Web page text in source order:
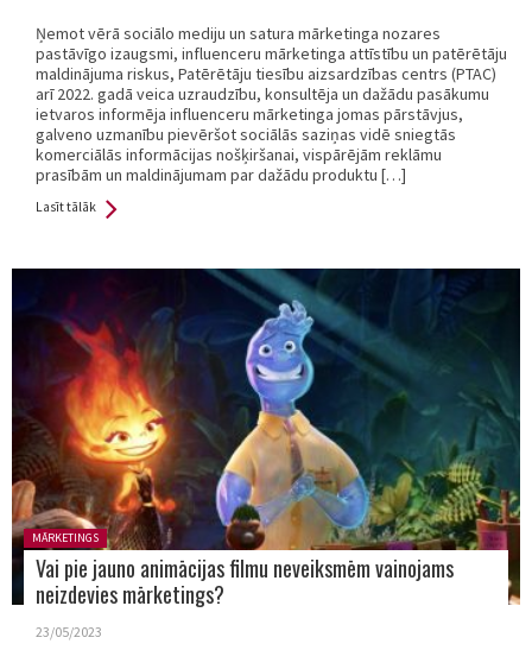
Ņemot vērā sociālo mediju un satura mārketinga nozares
pastāvīgo izaugsmi, influenceru mārketinga attīstību un patērētāju
maldinājuma riskus, Patērētāju tiesību aizsardzības centrs (PTAC)
arī 2022. gadā veica uzraudzību, konsultēja un dažādu pasākumu
ietvaros informēja influenceru mārketinga jomas pārstāvjus,
galveno uzmanību pievēršot sociālās saziņas vidē sniegtās
komerciālās informācijas nošķiršanai, vispārējām reklāmu
prasībām un maldinājumam par dažādu produktu […]
Lasīt tālāk
Posted in:
MĀRKETINGS
Vai pie jauno animācijas filmu neveiksmēm vainojams
neizdevies mārketings?
23/05/2023